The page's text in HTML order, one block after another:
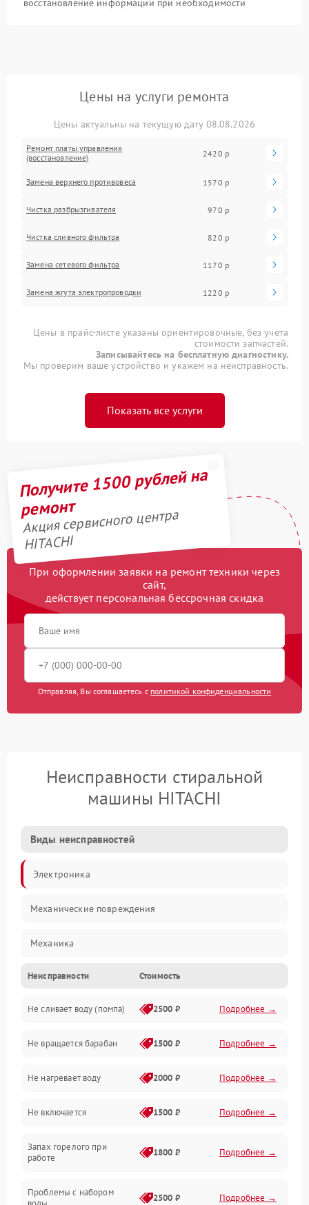
восстановление информации при необходимости
Цены на услуги ремонта
Цены актуальны на текущую дату 08.08.2026
Ремонт платы управления
(восстановление)
2420 р
Замена верхнего противовеса 1570 р
Чистка разбрызгивателя 970 р
Чистка сливного фильтра 820 р
Замена сетевого фильтра 1170 р
Замена жгута электропроводки 1220 р
Цены в прайс-листе указаны ориентировочные, без учета
стоимости запчастей.
Записывайтесь на бесплатную диагностику.
Мы проверим ваше устройство и укажем на неисправность.
Показать все услуги
Получите 1500 рублей на
ремонт
Акция сервисного центра
HITACHI
При оформлении заявки на ремонт техники через
сайт,
действует персональная бессрочная скидка
Отправляя, Вы соглашаетесь с политикой конфиденциальности
Неисправности стиральной
машины HITACHI
Виды неисправностей
Электроника
Механические повреждения
Механика
Электропитание
Водоснабжение
Слив
Программное обеспечение
Неисправности Стоимость
Не сливает воду (помпа) 2500 ₽ Подробнее →
Не вращается барабан 1500 ₽ Подробнее →
Не нагревает воду 2000 ₽ Подробнее →
Не включается 1500 ₽ Подробнее →
Запах горелого при
работе
1800 ₽ Подробнее →
Проблемы с набором
2500 ₽ Подробнее →